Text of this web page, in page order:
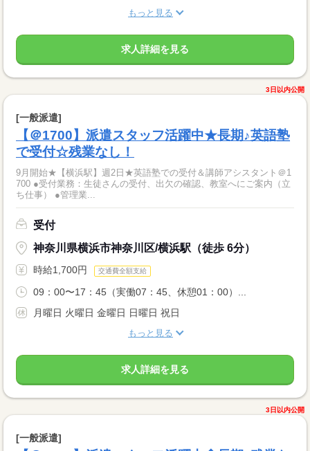
もっと見る
求人詳細を見る
3日以内公開
[一般派遣]
【＠1700】派遣スタッフ活躍中★長期♪英語塾
で受付☆残業なし！
9月開始★【横浜駅】週2日★英語塾での受付＆講師アシスタント＠1
700 ●受付業務：生徒さんの受付、出欠の確認、教室へにご案内（立
ち仕事） ●管理業...
受付
神奈川県横浜市神奈川区/横浜駅（徒歩 6分）
時給1,700円 交通費全額支給
09：00〜17：45（実働07：45、休憩01：00）...
月曜日 火曜日 金曜日 日曜日 祝日
もっと見る
求人詳細を見る
3日以内公開
[一般派遣]